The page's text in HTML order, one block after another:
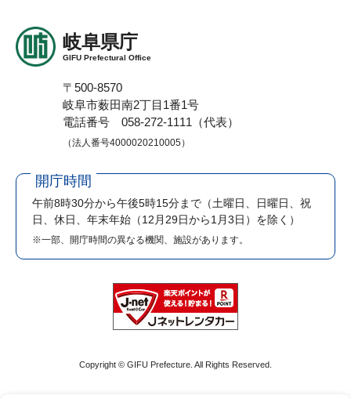
岐阜県庁
GIFU Prefectural Office
〒500-8570
岐阜市薮田南2丁目1番1号
電話番号 058-272-1111（代表）
（法人番号4000020210005）
開庁時間
午前8時30分から午後5時15分まで （土曜日、日曜日、祝
日、休日、年末年始（12月29日から1月3日）を除く）
※一部、開庁時間の異なる機関、施設があります。
Copyright © GIFU Prefecture. All Rights Reserved.